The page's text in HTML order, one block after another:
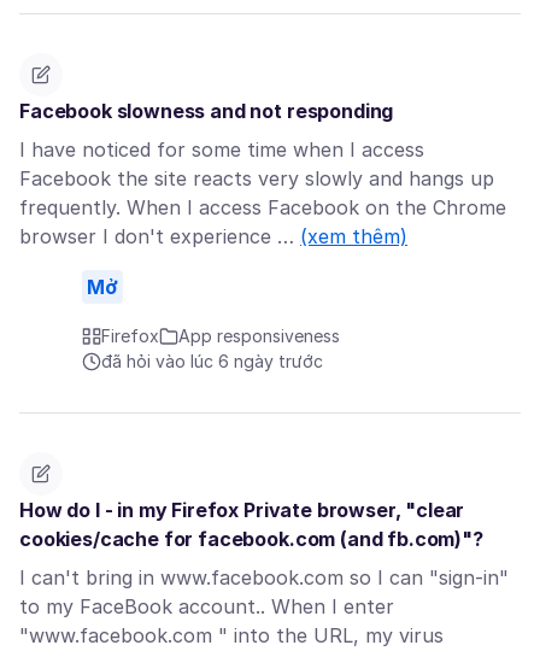
Facebook slowness and not responding
I have noticed for some time when I access
Facebook the site reacts very slowly and hangs up
frequently. When I access Facebook on the Chrome
browser I don't experience … (xem thêm)
Mở
Firefox
App responsiveness
đã hỏi vào lúc 6 ngày trước
How do I - in my Firefox Private browser, "clear
cookies/cache for facebook.com (and fb.com)"?
I can't bring in www.facebook.com so I can "sign-in"
to my FaceBook account.. When I enter
"www.facebook.com " into the URL, my virus